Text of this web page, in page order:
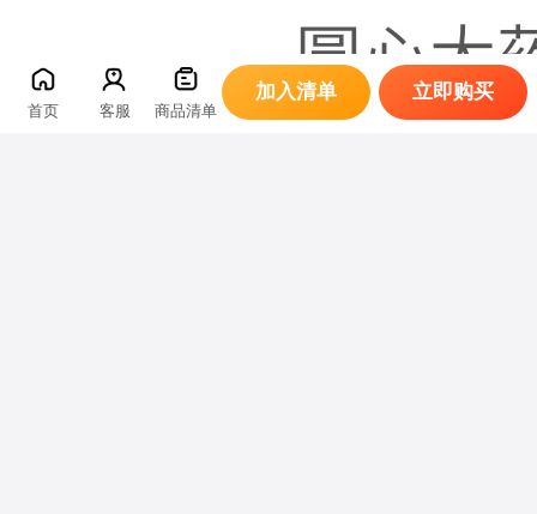
首页 客服 商品清单
加入清单 立即购买